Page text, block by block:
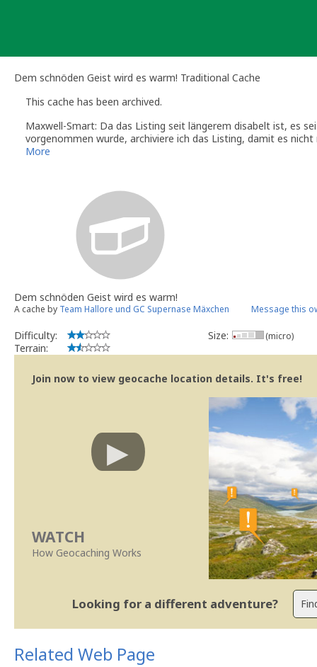
Dem schnöden Geist wird es warm! Traditional Cache
This cache has been archived.
Maxwell-Smart: Da das Listing seit längerem disabelt ist, es
vorgenommen wurde, archiviere ich das Listing, damit es
Wenn Du an dieser Stelle wieder einen Cache platzieren
Volunteer Reviewer Geocaching.com Deutschland
More
Dem schnöden Geist wird es warm!
A cache by Team Hallore und GC Supernase Mäxchen Message this
Difficulty:
Terrain:
Size: (micro)
Join now to view geocache location details. It's free!
WATCH
How Geocaching Works
Looking for a different adventure?
Related Web Page